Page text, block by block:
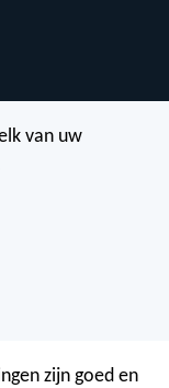
van uw
zijn goed en